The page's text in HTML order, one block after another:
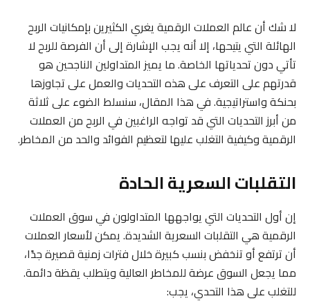
لا شك أن عالم العملات الرقمية يغري الكثيرين بإمكانيات الربح
الهائلة التي يتيحها، إلا أنه يجب الإشارة إلى أن الفرصة للربح لا
تأتي دون تحدياتها الخاصة. ما يميز المتداولين الناجحين هو
قدرتهم على التعرف على هذه التحديات والعمل على تجاوزها
بحنكة واستراتيجية. في هذا المقال، سنسلط الضوء على ثلاثة
من أبرز التحديات التي قد تواجه الراغبين في الربح من العملات
الرقمية وكيفية التغلب عليها لتعظيم الفوائد والحد من المخاطر.
التقلبات السعرية الحادة
إن أول التحديات التي يواجهها المتداولون في سوق العملات
الرقمية هي التقلبات السعرية الشديدة. يمكن لأسعار العملات
أن ترتفع أو تنخفض بنسب كبيرة خلال فترات زمنية قصيرة جدًا،
مما يجعل السوق عرضة للمخاطر العالية ويتطلب يقظة دائمة.
للتغلب على هذا التحدي، يجب: